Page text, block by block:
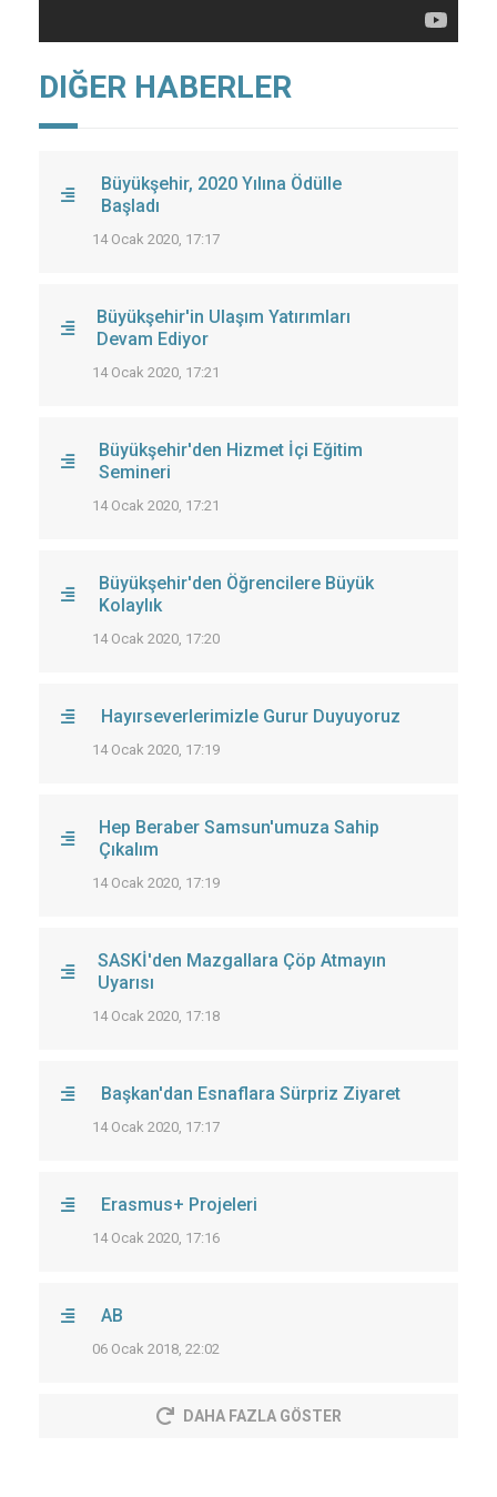
DIĞER HABERLER
Büyükşehir, 2020 Yılına Ödülle
Başladı
14 Ocak 2020, 17:17
Büyükşehir'in Ulaşım Yatırımları
Devam Ediyor
14 Ocak 2020, 17:21
Büyükşehir'den Hizmet İçi Eğitim
Semineri
14 Ocak 2020, 17:21
Büyükşehir'den Öğrencilere Büyük
Kolaylık
14 Ocak 2020, 17:20
Hayırseverlerimizle Gurur Duyuyoruz
14 Ocak 2020, 17:19
Hep Beraber Samsun'umuza Sahip
Çıkalım
14 Ocak 2020, 17:19
SASKİ'den Mazgallara Çöp Atmayın
Uyarısı
14 Ocak 2020, 17:18
Başkan'dan Esnaflara Sürpriz Ziyaret
14 Ocak 2020, 17:17
Erasmus+ Projeleri
14 Ocak 2020, 17:16
AB
06 Ocak 2018, 22:02
DAHA FAZLA GÖSTER